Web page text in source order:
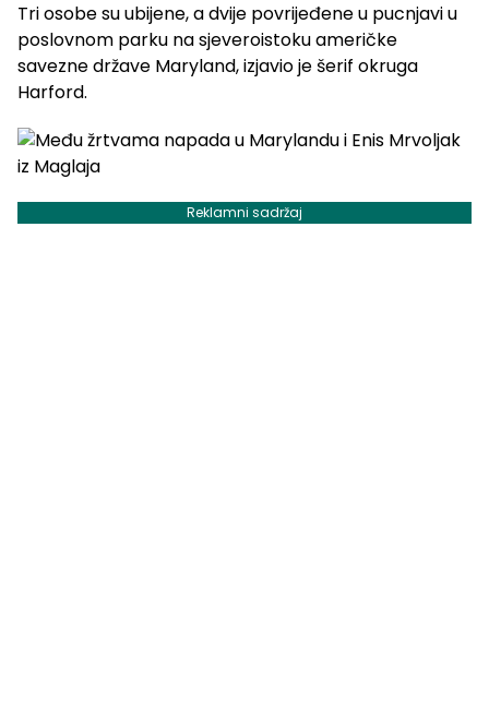
Tri osobe su ubijene, a dvije povrijeđene u pucnjavi u
poslovnom parku na sjeveroistoku američke
savezne države Maryland, izjavio je šerif okruga
Harford.
Reklamni sadržaj